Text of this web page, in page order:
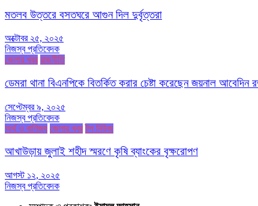
মতলব উত্তরে বসতঘরে আগুন দিল দুর্বৃত্তরা
অক্টোবর ২৫, ২০২৫
নিজস্ব প্রতিবেদক
জেলার খবর রাজনীতি
ডেমরা থানা বিএনপিকে বিতর্কিত করার চেষ্টা করেছেন জয়নাল আবেদিন
সেপ্টেম্বর ৯, ২০২৫
নিজস্ব প্রতিবেদক
অর্থ ও বাণিজ্য জেলার খবর টপ নিউজ
আখাউড়ায় জুলাই শহীদ স্মরণে কৃষি ব্যাংকের বৃক্ষরোপণ
আগস্ট ১২, ২০২৫
নিজস্ব প্রতিবেদক